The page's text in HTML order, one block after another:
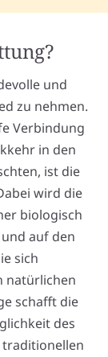
und
zu nehmen.
Verbindung
in den
ist die
wird die
biologisch
auf den
sich
natürlichen
schafft die
des
traditionellen